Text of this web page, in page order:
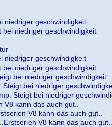
niedriger geschwindigkeit
bei niedriger geschwindigkeit
niedriger geschwindigkeit
bei niedriger geschwindigkeit
bei niedriger geschwindigkeit
Steigt bei niedriger
Steigt bei niedriger
V8 kann das auch gut..
V8 kann das auch gut..
V8 kann das auch gut..